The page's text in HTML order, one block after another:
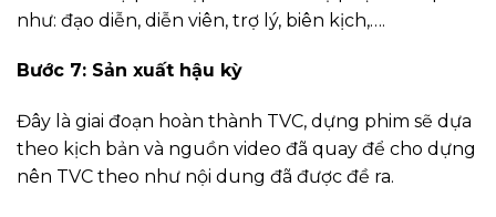
như: đạo diễn, diễn viên, trợ lý, biên kịch,….
Bước 7: Sản xuất hậu kỳ
Đây là giai đoạn hoàn thành TVC, dựng phim sẽ dựa
theo kịch bản và nguồn video đã quay để cho dựng
nên TVC theo như nội dung đã được đề ra.